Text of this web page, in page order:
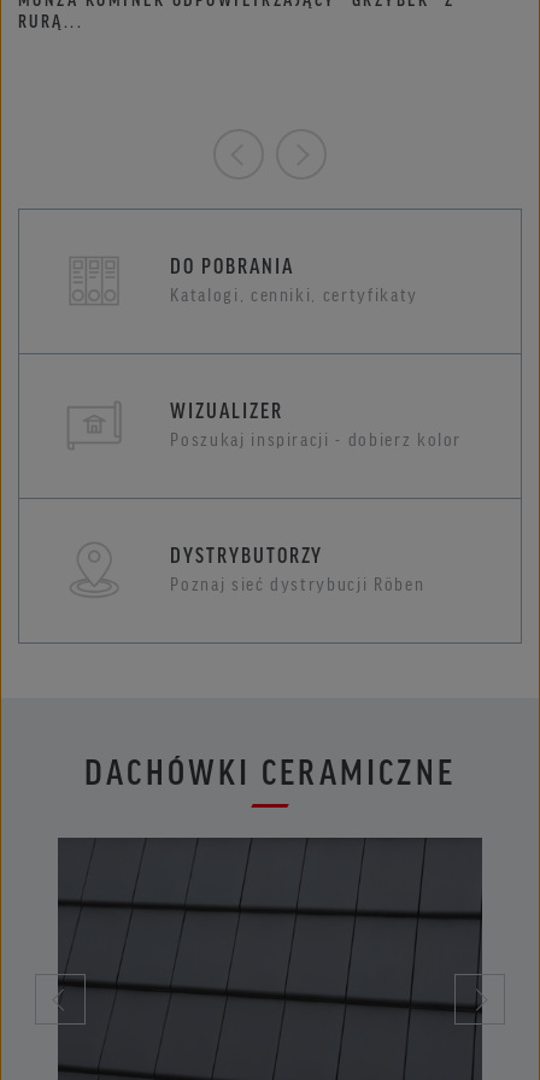
RURĄ...
DO POBRANIA
Katalogi, cenniki, certyfikaty
WIZUALIZER
Poszukaj inspiracji - dobierz kolor
DYSTRYBUTORZY
Poznaj sieć dystrybucji Röben
DACHÓWKI CERAMICZNE